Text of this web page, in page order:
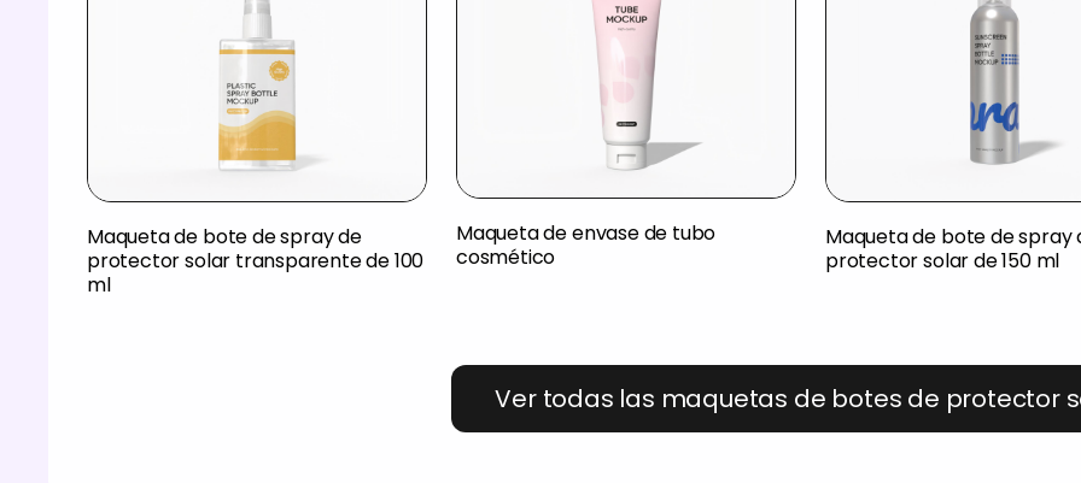
Maqueta de bote de spray de
protector solar transparente de 100
ml
Maqueta de envase de tubo
cosmético
Maqueta de bote de spray
protector solar de 150 ml
Ver todas las maquetas de botes de protector